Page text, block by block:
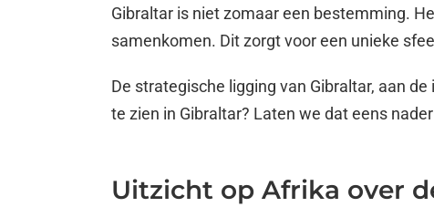
Gibraltar is niet zomaar een bestemming.
samenkomen. Dit zorgt voor een unieke
De strategische ligging van Gibraltar, aan
te zien in Gibraltar? Laten we dat eens
Uitzicht op Afrika over